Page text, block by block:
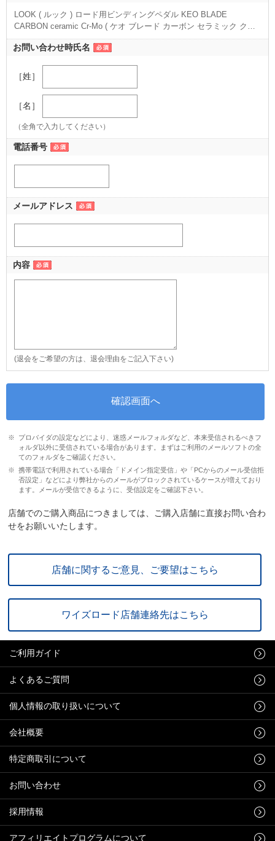
LOOK ( ルック ) ロード用ビンディングペダル KEO BLADE
CARBON ceramic Cr-Mo ( ケオ ブレード カーボン セラミック クロ
モリ ) ブラック 12NM
（12NM ブラック）
お問い合わせ時氏名
［姓］
［名］
（全角で入力してください）
電話番号
メールアドレス
内容
(退会をご希望の方は、退会理由をご記入下さい)
プロバイダの設定などにより、迷惑メールフォルダなど、本来受信されるべきフ
ォルダ以外に受信されている場合があります。まずはご利用のメールソフトの全
てのフォルダをご確認ください。
携帯電話で利用されている場合「ドメイン指定受信」や「PCからのメール受信拒
否設定」などにより弊社からのメールがブロックされているケースが増えており
ます。メールが受信できるように、受信設定をご確認下さい。
店舗でのご購入商品につきましては、ご購入店舗に直接お問い合わ
せをお願いいたします。
店舗に関するご意見、ご要望はこちら
ワイズロード店舗連絡先はこちら
ご利用ガイド
よくあるご質問
個人情報の取り扱いについて
会社概要
特定商取引について
お問い合わせ
採用情報
アフィリエイトプログラムについて